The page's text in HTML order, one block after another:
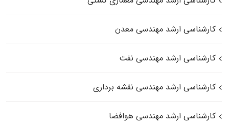
کارشناسی ارشد مهندسی معدن
کارشناسی ارشد مهندسی نفت
کارشناسی ارشد مهندسی نقشه برداری
کارشناسی ارشد مهندسی هوافضا